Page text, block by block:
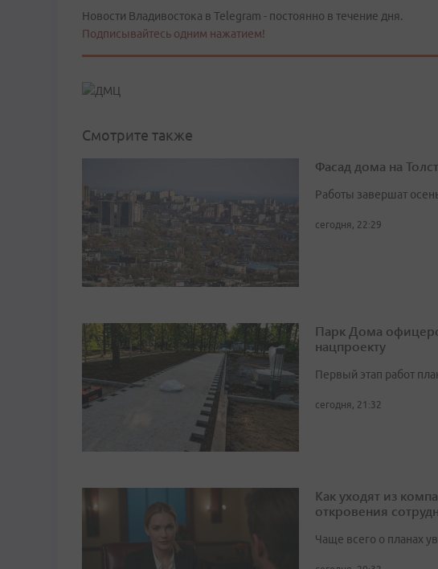
Новости Владивостока в Telegram - постоянно в течение дня.
Подписывайтесь одним нажатием!
Смотрите также
Фасад дома на
Работы завершат
сегодня, 22:29
Парк Дома
нацпроекту
Первый этап работ
сегодня, 21:32
Как уходят из
откровения
Чаще всего о планах